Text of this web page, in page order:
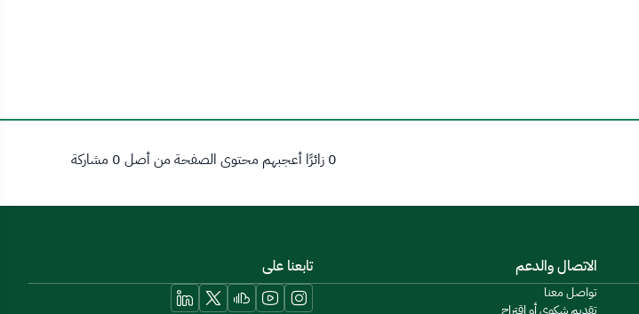
0 زائرًا أعجبهم محتوى الصفحة من أصل 0 مشاركة
الاتصال والدعم
تواصل معنا
تقديم شكوى أو اقتراح
تابعنا على